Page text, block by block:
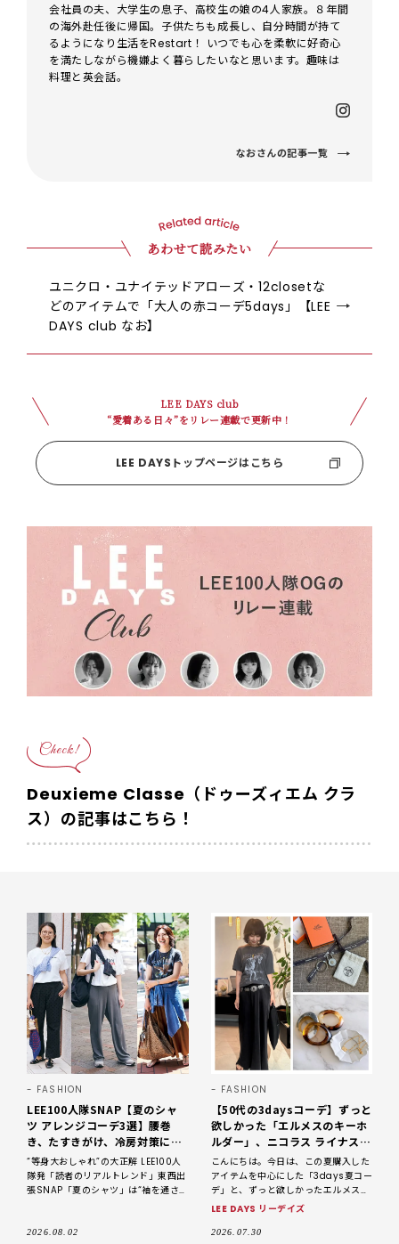
会社員の夫、大学生の息子、高校生の娘の4人家族。８年間
の海外赴任後に帰国。子供たちも成長し、自分時間が持て
るようになり生活をRestart！ いつでも心を柔軟に好奇心
を満たしながら機嫌よく暮らしたいなと思います。趣味は
料理と英会話。
なおさんの記事一覧
あわせて読みたい
ユニクロ・ユナイテッドアローズ・12closetな
どのアイテムで「大人の赤コーデ5days」【LEE
DAYS club なお】
LEE DAYS club
“愛着ある日々”をリレー連載で更新中！
LEE DAYSトップページはこちら
Check!
Deuxieme Classe（ドゥーズィエム クラ
ス）の記事はこちら！
FASHION
LEE100人隊SNAP【夏のシャ
ツ アレンジコーデ3選】腰巻
き、たすきがけ、冷房対策に！
おしゃれ上手の巻物テク｜
2026
“等身大おしゃれ”の大正解 LEE100人
隊発「読者のリアルトレンド」東西出
張SNAP「夏のシャツ」は“袖を通さな
2026.08.02
FASHION
【50代の3daysコーデ】ずっと
欲しかった「エルメスのキーホ
ルダー」、ニコラス ライナスの
サンダル＋アクセサリーとレー
スキャミで夏のおしゃれを更
新！【LEE DAYS club なお】
こんにちは。今日は、この夏購入した
アイテムを中心にした「3days夏コー
デ」と、ずっと欲しかったエルメスの
キーホルダーについて書かせていただ
ルコーデ。そこに
LEE DAYS リーデイズ
2026.07.30